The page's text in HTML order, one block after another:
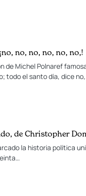
no, no, no, no, no,!
de Michel Polnaref
todo el santo día, dice
de Christopher
la historia política